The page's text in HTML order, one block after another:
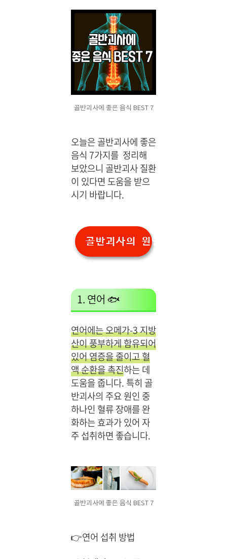
장
간
누
워
있
는
사
필
창
미
리
미
리
방
하
고
관
리
합
니
다.
저
렴
한
가
격
에
구
매
하
세
요.
골반괴사에 좋은 음식 BEST 7
오늘은 골반괴사에 좋은
음식 7가지를 정리해
보았으니 골반괴사 질환
이 있다면 도움을 받으
시기 바랍니다.
골반괴사의 원인
1. 연어 🐟
연어에는 오메가-3 지방
산이 풍부하게 함유되어
있어 염증을 줄이고 혈
액 순환을 촉진하는 데
도움을 줍니다. 특히 골
반괴사의 주요 원인 중
하나인 혈류 장애를 완
화하는 효과가 있어 자
주 섭취하면 좋습니다.
골반괴사에 좋은 음식 BEST 7
👉연어 섭취 방법